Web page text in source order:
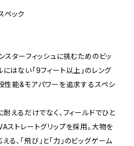
ペック
スターフィッシュに挑むためのビッ
はない「9フィート以上」のレング
性能&モアパワーを追求するスペシ
えるだけでなく、フィールドでひと
ストレートグリップを採用。大物を
、「飛び」と「力」のビッグゲーム